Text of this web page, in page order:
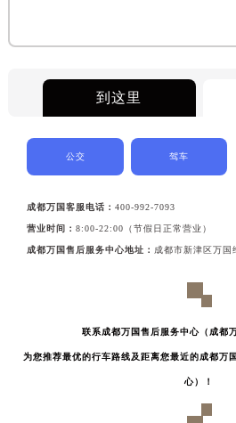
到这里
公交 驾车
成都万国客服电话：400-992-7093
营业时间：8:00-22:00（节假日正常营业）
成都万国售后服务中心地址： 成都市新津区万国
联系成都万国售后服务中心（成都
为您推荐最优的行车路线及距离您最近的成都万
心）！